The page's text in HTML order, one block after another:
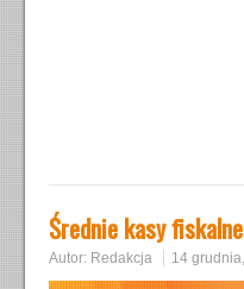
Średnie kasy
Autor: Redakcja 14